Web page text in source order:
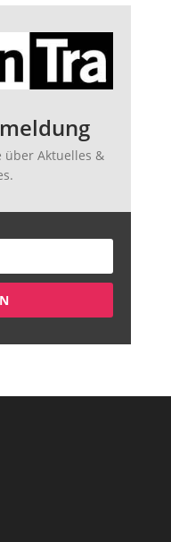
Aktuelles &